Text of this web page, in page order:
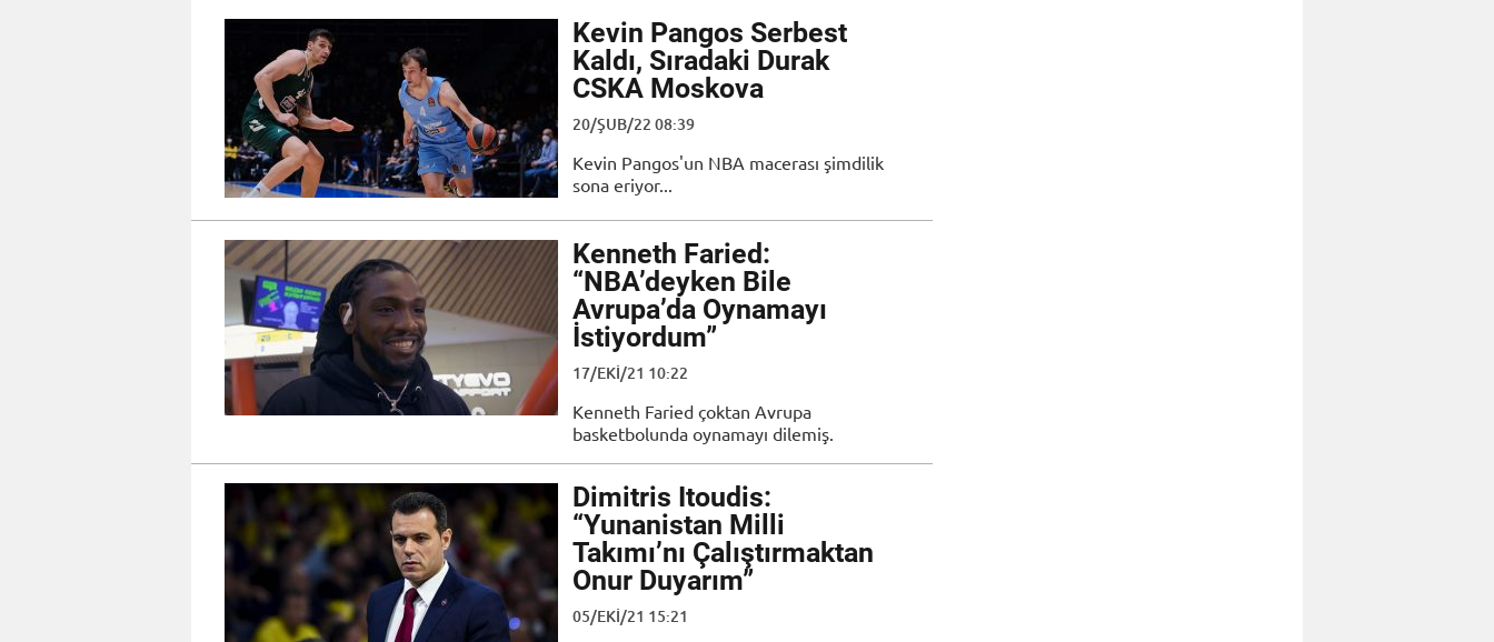
Kevin Pangos Serbest
Kaldı, Sıradaki Durak
CSKA Moskova
20/ŞUB/22 08:39
Kevin Pangos'un NBA macerası şimdilik
sona eriyor...
Kenneth Faried:
“NBA’deyken Bile
Avrupa’da Oynamayı
İstiyordum”
17/EKI/21 10:22
Kenneth Faried çoktan Avrupa
basketbolunda oynamayı dilemiş.
Dimitris Itoudis:
“Yunanistan Milli
Takımı’nı Çalıştırmaktan
Onur Duyarım”
05/EKI/21 15:21